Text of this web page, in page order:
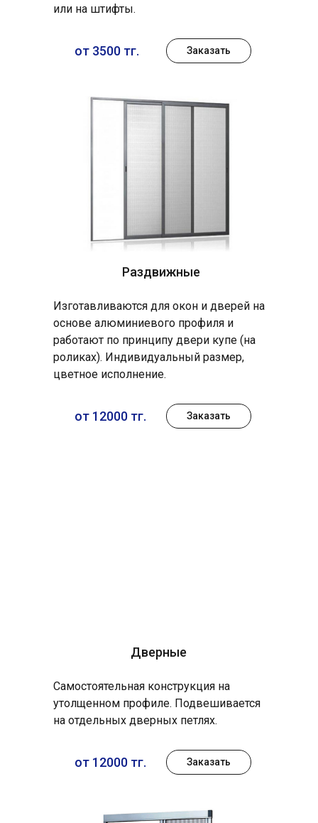
Раздвижные
Дверные
или на штифты.
Изготавливаются для окон и дверей на
основе алюминиевого профиля и
работают по принципу двери купе (на
роликах). Индивидуальный размер,
цветное исполнение.
Самостоятельная конструкция на
утолщенном профиле. Подвешивается
на отдельных дверных петлях.
от 3500 тг.
от 12000 тг.
от 12000 тг.
Заказать
Заказать
Заказать